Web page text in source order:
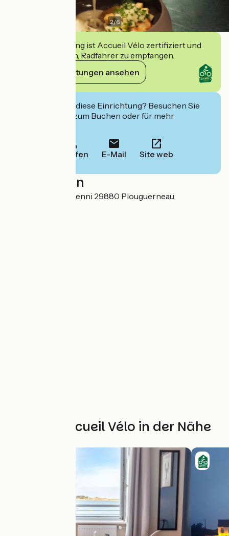
2/6
Diese Einrichtung ist Accueil Vélo zertifiziert und
verpflichtet sich, Radfahrer zu empfangen.
Ihre Verpflichtungen ansehen
Interessiert Sie diese Einrichtung? Besuchen Sie
deren Website zum Buchen oder für mehr
Anrufen E-Mail Site web
Localisation
Plage de Lilia Kervenni 29880 Plouguerneau
Weitere Accueil Vélo in der Nähe